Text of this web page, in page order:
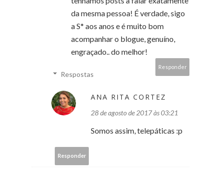
da mesma pessoa! É verdade, sigo
a S* aos anos e é muito bom
acompanhar o blogue, genuíno,
engraçado.. do melhor!
Responder
Respostas
ANA RITA CORTEZ
28 de agosto de 2017 às 03:21
Somos assim, telepáticas :p
Responder